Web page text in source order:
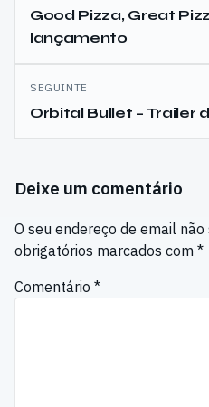
de
artigos
Good Pizza, Great
lançamento
SEGUINTE
Orbital Bullet – Trailer
Deixe um comentário
O seu endereço de email
obrigatórios marcados com *
Comentário *